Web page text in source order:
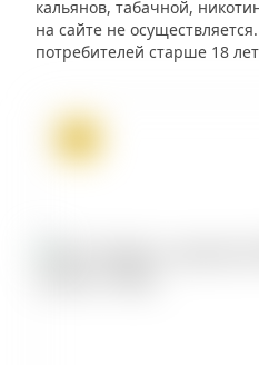
кальянов, табачной,
на сайте не
потребителей старше 18